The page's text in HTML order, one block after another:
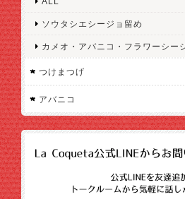
ソウタシエシージョ留め
カメオ・アバニコ・フラワーシー
つけまつげ
アバニコ